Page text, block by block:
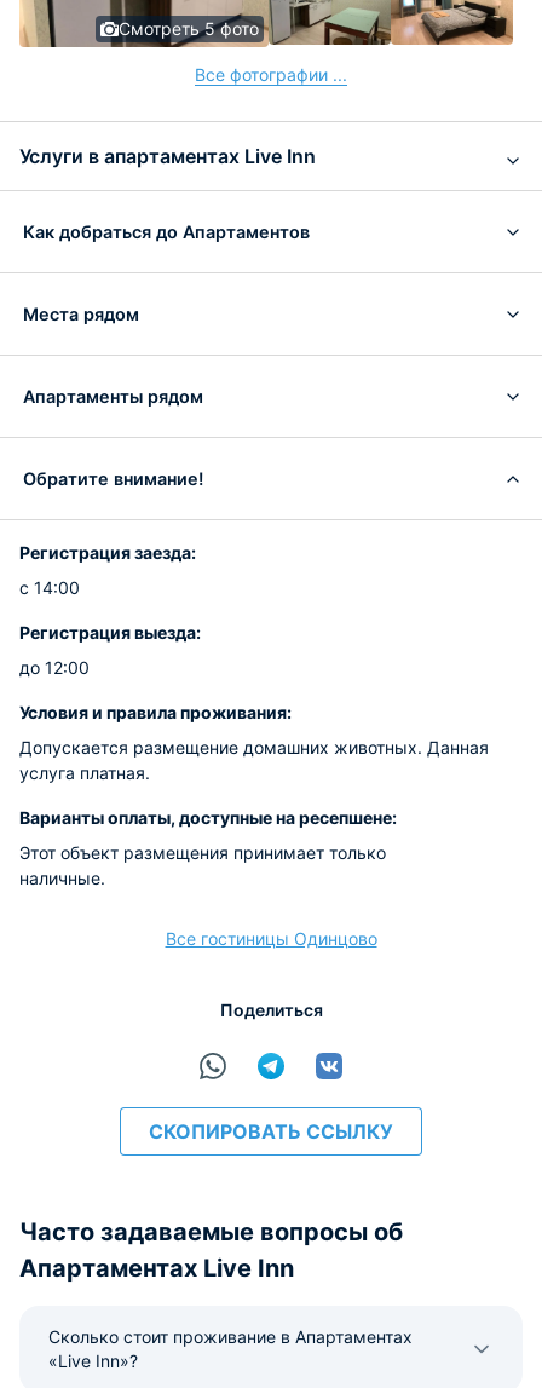
Смотреть 5 фото
Все фотографии ...
Услуги в апартаментах Live Inn
Как добраться до Апартаментов
Места рядом
Апартаменты рядом
Обратите внимание!
Регистрация заезда:
с 14:00
Регистрация выезда:
до 12:00
Условия и правила проживания:
Допускается размещение домашних животных. Данная
услуга платная.
Варианты оплаты, доступные на ресепшене:
Этот объект размещения принимает только
наличные.
Все гостиницы Одинцово
Поделиться
СКОПИРОВАТЬ ССЫЛКУ
Часто задаваемые вопросы об
Апартаментах Live Inn
Сколько стоит проживание в Апартаментах
«Live Inn»?